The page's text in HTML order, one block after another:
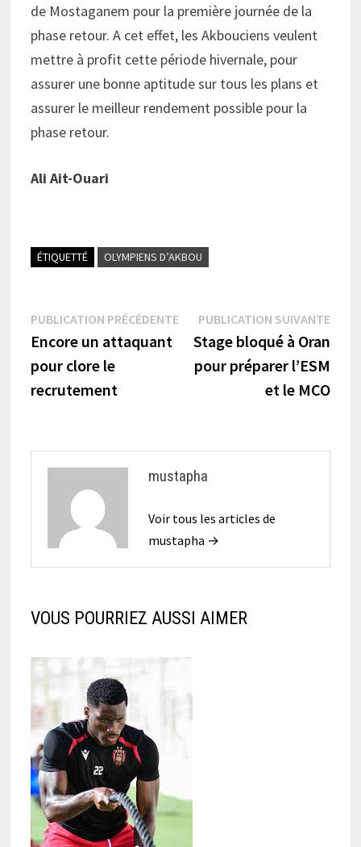
de Mostaganem pour la première journée de la
phase retour. A cet effet, les Akbouciens veulent
mettre à profit cette période hivernale, pour
assurer une bonne aptitude sur tous les plans et
assurer le meilleur rendement possible pour la
phase retour.
Ali Ait-Ouari
ÉTIQUETTÉ OLYMPIENS D’AKBOU
Navigation
de
l’article
PUBLICATION PRÉCÉDENTEPublication
précédente :
Encore un attaquant
pour clore le
recrutement
PUBLICATION SUIVANTE
Stage bloqué à Oran
pour préparer l’ESM
et le MCO
mustapha
Voir tous les articles de
mustapha →
VOUS POURRIEZ AUSSI AIMER